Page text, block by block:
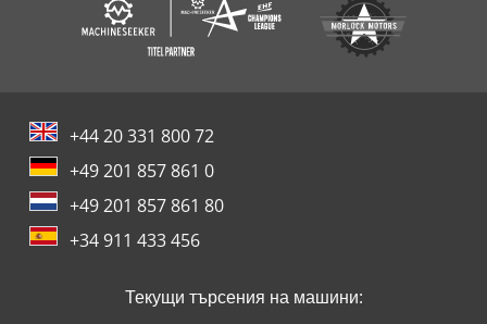
+44 20 331 800 72
+49 201 857 861 0
+49 201 857 861 80
+34 911 433 456
Текущи търсения на машини: